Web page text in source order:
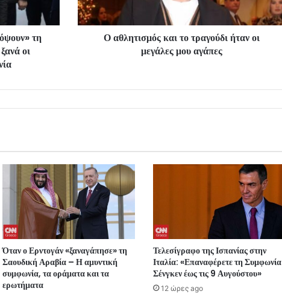
τη
οι
Ο αθλητισμός και το τραγούδι ήταν οι
μεγάλες μου αγάπες
Όταν ο Ερντογάν «ξαναγάπησε» τη
Σαουδική Αραβία – Η αμυντική
συμφωνία, τα οράματα και τα
ερωτήματα
Τελεσίγραφο της Ισπανίας στην
Ιταλία: «Επαναφέρετε τη Συμφωνία
Σένγκεν έως τις 9 Αυγούστου»
12 ώρες ago